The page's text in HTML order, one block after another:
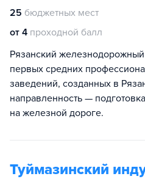
25 бюджетных мест
от 4 проходной балл
Рязанский
первых средних
заведений, созданных в
направленность —
на железной дороге.
Туймазинский